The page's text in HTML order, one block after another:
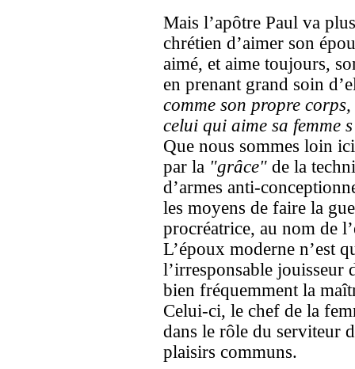
Mais l’apôtre Paul va
chrétien d’aimer son
aimé, et aime toujours,
en prenant grand soin
comme son propre corps,
celui qui aime sa femme
Que nous sommes loin
par la "grâce" de la
d’armes anti-
les moyens de faire la
procréatrice, au nom de
L’époux moderne n’est
l’irresponsable jouisseur
bien fréquemment la
Celui-ci, le chef de la
dans le rôle du serviteur
plaisirs communs.